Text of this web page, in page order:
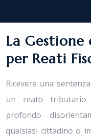
La Gestione
per Reati
Ricevere una
un reato tributario
profondo
qualsiasi cittadino o